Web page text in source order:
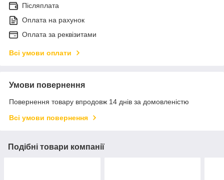
Післяплата
Оплата на рахунок
Оплата за реквізитами
Всі умови оплати
Умови повернення
Повернення товару впродовж 14 днів за домовленістю
Всі умови повернення
Подібні товари компанії